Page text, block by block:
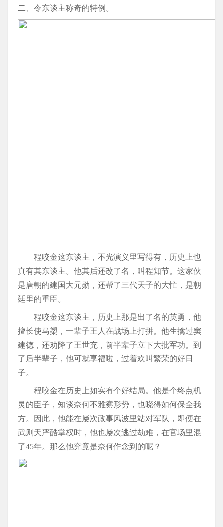
二、令东谈主称奇的特例。
程咬金这东谈主，不光演义里写得有，历史上也
真有其东谈主。他其后还改了名，叫程知节。这家伙
是唐朝的建国大元勋，还帮了三代天子的大忙，是朝
廷里的重臣。
程咬金这东谈主，历史上那是出了名的英勇，他
擅长使马槊，一辈子王人在战场上打拼。他生擒过窦
建德，还劝降了王世充，前半辈子立下大批军功。到
了后半辈子，他可就享福啦，过着欢叫繁荣的好日
子。
程咬金在历史上如实有个好结局。他是个终点机
灵的臣子，知谈奈何不雅察形势，也晓得如何保全我
方。因此，他能在屡次政事风波里站对军队，即便在
武则天严酷掌权时，他也屡次逃过劫难，在官场里混
了45年。那么他究竟是奈何作念到的呢？